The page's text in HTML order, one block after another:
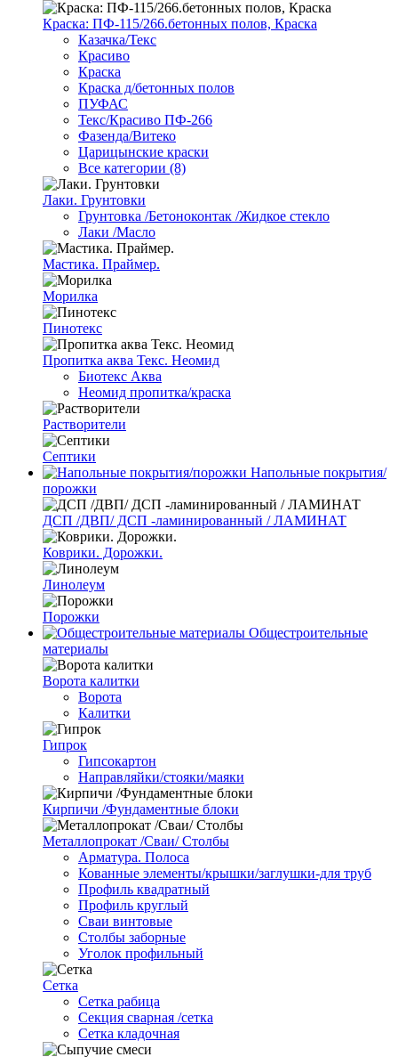
Краска: ПФ-115/266.бетонных полов, Краска
Казачка/Текс
Красиво
Краска
Краска д/бетонных полов
ПУФАС
Текс/Красиво ПФ-266
Фазенда/Витеко
Царицынские краски
Все категории (8)
Лаки. Грунтовки
Грунтовка /Бетоноконтак /Жидкое стекло
Лаки /Масло
Мастика. Праймер.
Морилка
Пинотекс
Пропитка аква Текс. Неомид
Биотекс Аква
Неомид пропитка/краска
Растворители
Септики
Напольные покрытия/
порожки
ДСП /ДВП/ ДСП -ламинированный / ЛАМИНАТ
Коврики. Дорожки.
Линолеум
Порожки
Общестроительные
материалы
Ворота калитки
Ворота
Калитки
Гипрок
Гипсокартон
Направляйки/стояки/маяки
Кирпичи /Фундаментные блоки
Металлопрокат /Сваи/ Столбы
Арматура. Полоса
Кованные элементы/крышки/заглушки-для труб
Профиль квадратный
Профиль круглый
Сваи винтовые
Столбы заборные
Уголок профильный
Сетка
Cетка рабица
Секция сварная /сетка
Сетка кладочная